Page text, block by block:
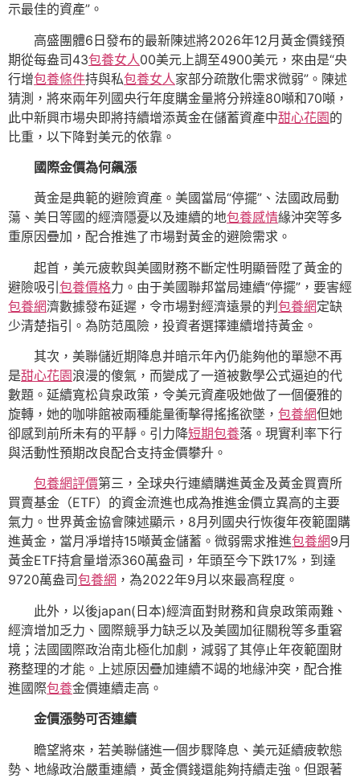
示最佳的資產”。
高盛團體6日發布的最新陳述將2026年12月黃金價錢預
期從每盎司43包養女人00美元上調至4900美元，來由是“央
行增包養條件持與私包養女人家部分疏散化需求微弱”。陳述
猜測，將來兩年列國央行年度購金量將分辨達80噸和70噸，
此中新興市場央即將持續增添黃金在儲蓄資產中甜心花園的
比重，以下降對美元的依靠。
國際金價為何飆漲
黃金是典範的避險資產。美國當局“停擺”、法國政局動
蕩、美日等國的經濟隱憂以及連續的地包養感情緣沖突等多
重原因疊加，配合推進了市場對黃金的避險需求。
起首，美元疲軟與美國財務不斷定性明顯晉陞了黃金的
避險吸引包養價格力。由于美國聯邦當局連續“停擺”，要害經
包養網濟數據發布延遲，令市場對經濟遠景的判包養網定缺
少清楚指引。為防范風險，投資者選擇連續增持黃金。
其次，美聯儲近期降息并暗示年內仍能夠他的單戀不再
是甜心花園浪漫的傻氣，而變成了一道被數學公式逼迫的代
數題。延續寬松貨泉政策，令美元資產吸她做了一個優雅的
旋轉，她的咖啡館被兩種能量衝擊得搖搖欲墜， 包養網但她
卻感到前所未有的平靜。引力降短期包養落。現實利率下行
與活動性預期改良配合支持金價攀升。
包養網評價第三，全球央行連續購進黃金及黃金買賣所
買賣基金（ETF）的資金流進也成為推進金價立異高的主要
氣力。世界黃金協會陳述顯示，8月列國央行恢復年夜範圍購
進黃金，當月凈增持15噸黃金儲蓄。微弱需求推進包養網9月
黃金ETF持倉量增添360萬盎司，年頭至今下跌17%，到達
9720萬盎司包養網 ，為2022年9月以來最高程度。
此外，以後japan(日本)經濟面對財務和貨泉政策兩難、
經濟增加乏力、國際競爭力缺乏以及美國加征關稅等多重窘
境；法國國際政治南北極化加劇，減弱了其停止年夜範圍財
務整理的才能。上述原因疊加連續不竭的地緣沖突，配合推
進國際包養金價連續走高。
金價漲勢可否連續
瞻望將來，若美聯儲進一個步驟降息、美元延續疲軟態
勢、地緣政治嚴重連續，黃金價錢還能夠持續走強。但跟著